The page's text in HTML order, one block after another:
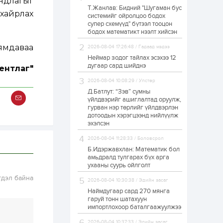
байна
ЗГ: Автобензин,
дизель түлшний
онцгой албан
татварыг тэглэлээ
1 өдөр 2
З.Мэндсайхан:
Хүнсний нөөцийг
бэлтгэх агуулах,
зоорь бэлтгэх ААН-
үүдэд хөнгөлөлттэй
зээл олгоно
1 өдөр 1 0
Европ дахь
соёлын наадам
боллоо
1 өдөр 2
Өнгөрсөн сард
металл худалдан
авчээ
1 өдөр 0 0
Т.Жанлав: Бидний "Шугаман бус
системийг ойролцоо бодох
супер схемүүд" бүтээл тооцон
бодох математикт нээлт хийсэн
2026-08-04 17:26:48 / Гадаад мэдээ
Неймар зодог тайлах эсэхээ 12
дугаар сард шийднэ
2026-08-04 10:08:29 / Улстөр
Д.Батлут: “Зэв” сумны
үйлдвэрийг ашиглалтад оруулж,
гурван нэр төрлийг үйлдвэрлэн
дотоодын хэрэгцээнд нийлүүлж
эхэлсэн
2026-08-04 11:28:33 / Боловсрол
Б.Идэржавхлан: Математик бол
амьдралд тулгарах бүх арга
ухааны суурь ойлголт
2026-08-04 10:30:38 / Эдийн засаг
Наймдугаар сард 270 мянга
гаруй тонн шатахуун
импортлохоор баталгаажуулжээ